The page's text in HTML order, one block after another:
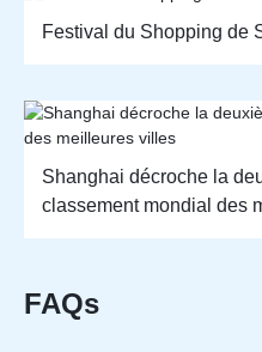
Festival du Shopping de
Shanghai décroche la
classement mondial des
FAQs